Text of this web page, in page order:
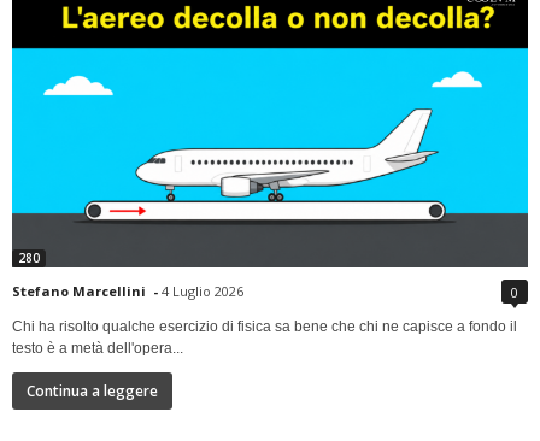
280
Stefano Marcellini - 4 Luglio 2026 0
Chi ha risolto qualche esercizio di fisica sa bene che chi ne capisce a fondo il
testo è a metà dell'opera...
Continua a leggere